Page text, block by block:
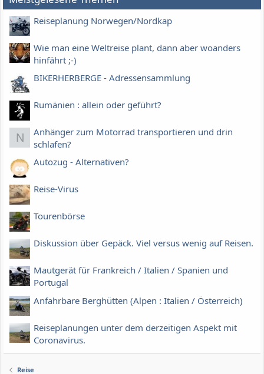
Reiseplanung Norwegen/Nordkap
Wie man eine Weltreise plant, dann aber woanders
hinfährt ;-)
BIKERHERBERGE - Adressensammlung
Rumänien : allein oder geführt?
N
Anhänger zum Motorrad transportieren und drin
schlafen?
Autozug - Alternativen?
Reise-Virus
Tourenbörse
Diskussion über Gepäck. Viel versus wenig auf Reisen.
Mautgerät für Frankreich / Italien / Spanien und
Portugal
Anfahrbare Berghütten (Alpen : Italien / Österreich)
Reiseplanungen unter dem derzeitigen Aspekt mit
Coronavirus.
Reise